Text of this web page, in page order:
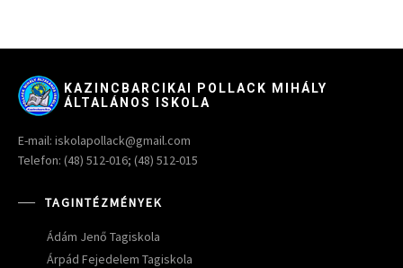
KAZINCBARCIKAI POLLACK MIHÁLY
ÁLTALÁNOS ISKOLA
E-mail: iskolapollack@gmail.com
Telefon: (48) 512-016; (48) 512-015
TAGINTÉZMÉNYEK
Ádám Jenő Tagiskola
Árpád Fejedelem Tagiskola